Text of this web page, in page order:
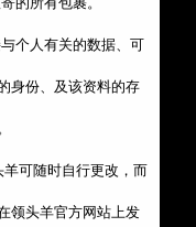
的所有包裹。
个人有关的数据、可
身份、及该资料的存
羊可随时自行更改，而
领头羊官方网站上发